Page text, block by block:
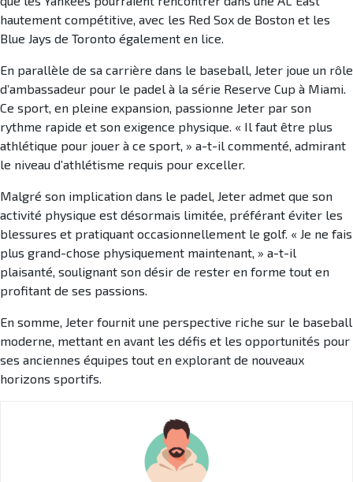
hautement compétitive, avec les Red Sox de Boston et les
Blue Jays de Toronto également en lice.
En parallèle de sa carrière dans le baseball, Jeter joue un rôle
d’ambassadeur pour le padel à la série Reserve Cup à Miami.
Ce sport, en pleine expansion, passionne Jeter par son
rythme rapide et son exigence physique. « Il faut être plus
athlétique pour jouer à ce sport, » a-t-il commenté, admirant
le niveau d’athlétisme requis pour exceller.
Malgré son implication dans le padel, Jeter admet que son
activité physique est désormais limitée, préférant éviter les
blessures et pratiquant occasionnellement le golf. « Je ne fais
plus grand-chose physiquement maintenant, » a-t-il
plaisanté, soulignant son désir de rester en forme tout en
profitant de ses passions.
En somme, Jeter fournit une perspective riche sur le baseball
moderne, mettant en avant les défis et les opportunités pour
ses anciennes équipes tout en explorant de nouveaux
horizons sportifs.